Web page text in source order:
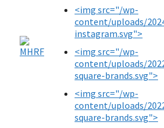
<img src="/wp-
content/uploads/
instagram.svg">
<img src="/wp-
content/uploads/
square-brands.svg">
<img src="/wp-
content/uploads/
square-brands.svg">